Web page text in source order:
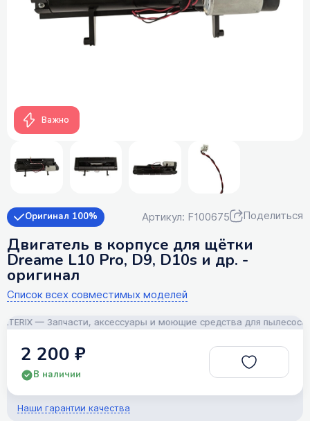
Важно
Оригинал 100% Артикул: F100675 Поделиться
Двигатель в корпусе для щётки
Dreame L10 Pro, D9, D10s и др. -
оригинал
Список всех совместимых моделей
— Запчасти, аксессуары и моющие средства для пылесосов!
2 200 ₽
В наличии
Наши гарантии качества